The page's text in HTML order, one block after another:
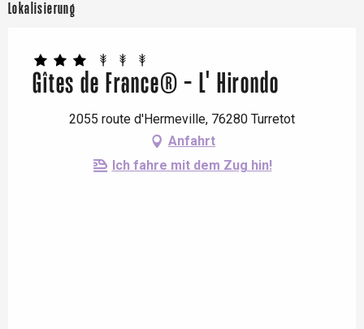
Lokalisierung
Gîtes de France® - L' Hirondo
2055 route d'Hermeville, 76280 Turretot
Anfahrt
Ich fahre mit dem Zug hin!